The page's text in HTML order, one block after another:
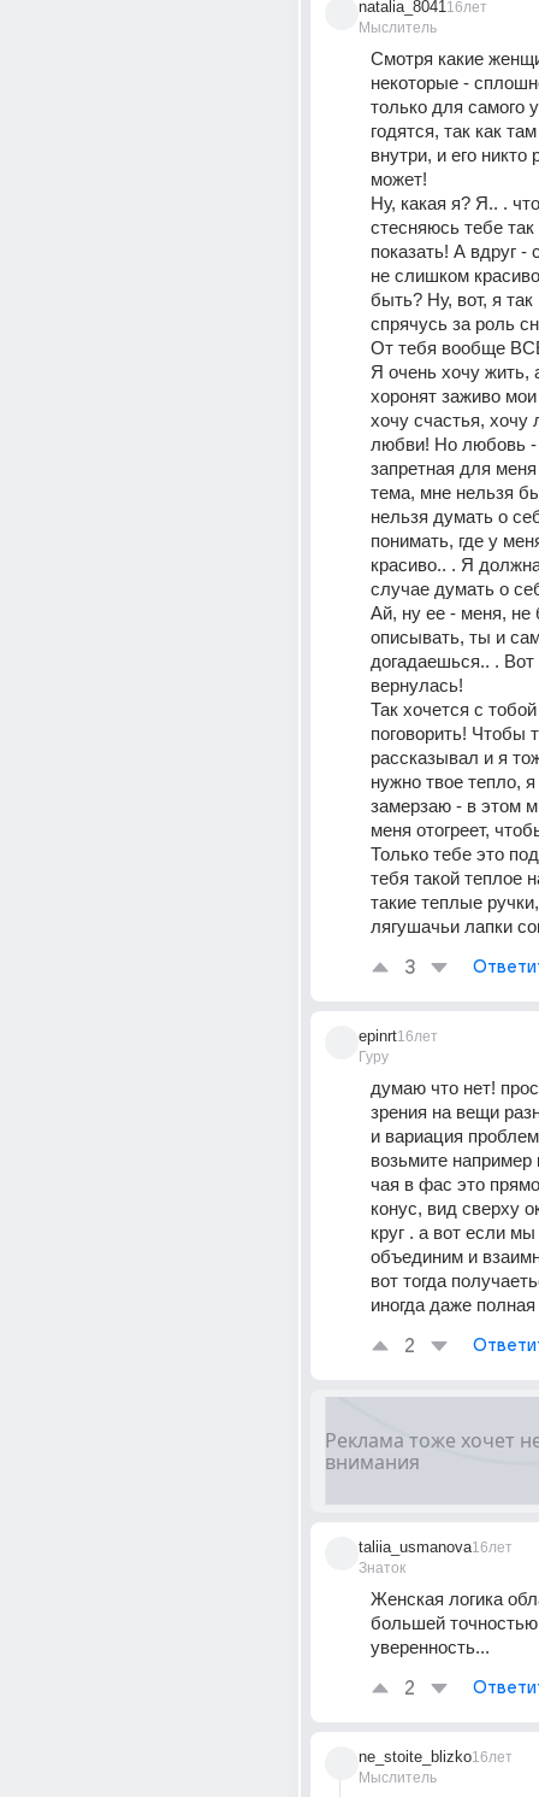
natalia_8041
Мыслитель
16лет
Смотря какие
некоторые -
только для самого
годятся, так как
внутри, и его никто
может!
Ну, какая я? Я.. .
стесняюсь тебе
показать! А вдруг -
не слишком
быть? Ну, вот, я так
спрячусь за роль
От тебя вообще
Я очень хочу жить,
хоронят заживо
хочу счастья, хочу
любви! Но любовь -
запретная для
тема, мне нельзя
нельзя думать о
понимать, где у
красиво.. . Я
случае думать о
Ай, ну ее - меня, не
описывать, ты и
догадаешься.. . Вот
вернулась!
Так хочется с
поговорить! Чтобы
рассказывал и я
нужно твое тепло, я
замерзаю - в этом
меня отогреет,
Только тебе это
тебя такой теплое
такие теплые
лягушачьи лапки
3
epinrt
Гуру
16лет
думаю что нет!
зрения на вещи
и вариация
возьмите например
чая в фас это
конус, вид сверху
круг . а вот если
объединим и
вот тогда
иногда даже
2
taliia_usmanova
Знаток
16лет
Женская логика
большей
уверенность...
2
ne_stoite_blizko
Мыслитель
16лет